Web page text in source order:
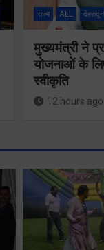
राज्य ALL देहरादून
मुख्यमंत्री ने
योजनाओं के
स्वीकृति
12 hours ago